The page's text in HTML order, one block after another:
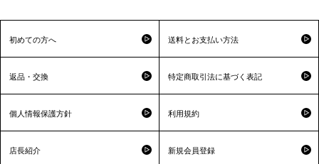
初めての方へ 送料とお支払い方法
返品・交換 特定商取引法に基づく表記
個人情報保護方針 利用規約
店長紹介 新規会員登録